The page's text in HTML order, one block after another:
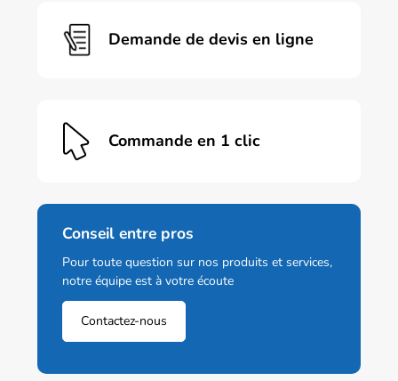
Demande de devis en ligne
Commande en 1 clic
Conseil entre pros
Pour toute question sur nos produits et services,
notre équipe est à votre écoute
Contactez-nous